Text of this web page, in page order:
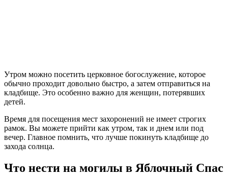
Утром можно посетить церковное богослужение, которое
обычно проходит довольно быстро, а затем отправиться на
кладбище. Это особенно важно для женщин, потерявших
детей.
Время для посещения мест захоронений не имеет строгих
рамок. Вы можете прийти как утром, так и днем или под
вечер. Главное помнить, что лучше покинуть кладбище до
захода солнца.
Что нести на могилы в Яблочный Спас